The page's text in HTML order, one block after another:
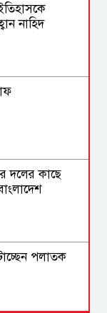
নাহিদ
দলের কাছে
পলাতক